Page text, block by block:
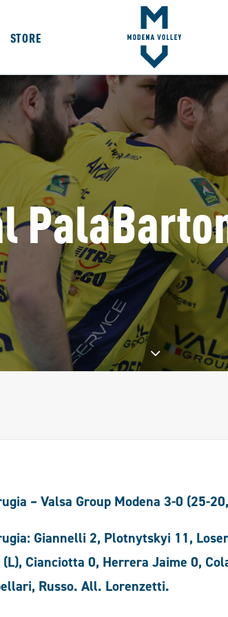
STORE
– Valsa Group Modena 3-0 (25-
Giannelli 2, Plotnytskyi 11,
Cianciotta 0, Herrera Jaime 0,
Russo. All. Lorenzetti.